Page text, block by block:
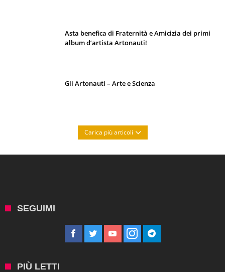
Asta benefica di Fraternità e Amicizia dei primi
album d’artista Artonauti!
Gli Artonauti – Arte e Scienza
Carica più articoli
SEGUIMI
PIÙ LETTI